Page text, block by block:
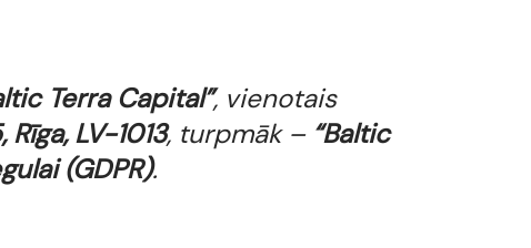
Terra Capital”, vienotais
LV-1013, turpmāk – “Baltic
(GDPR).